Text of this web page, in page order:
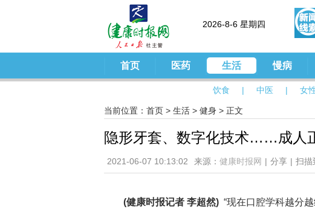
2026-8-6 星期四
首页 医药 生活
饮食 | 中医 | 女
慢病
当前位置： 首页 > 生活 > 健身 > 正文
隐形牙套、数字化技术……成人
2021-06-07 10:13:02 来源： 健康时报网 | 分享 | 扫描
(健康时报记者 李超然) “现在口腔学科越分